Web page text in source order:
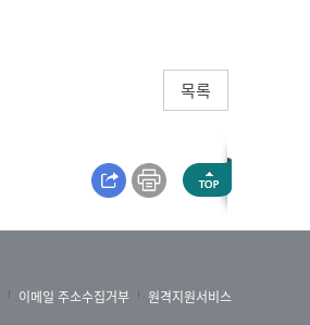
목록
이메일 주소수집거부 원격지원서비스